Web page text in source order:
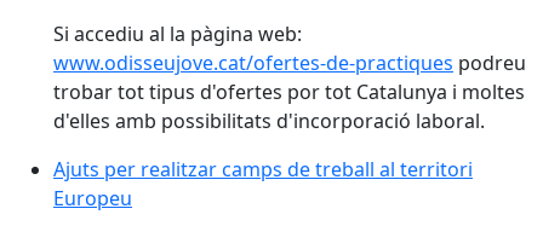
Si accediu al la pàgina web:
www.odisseujove.cat/ofertes-de-practiques podreu
trobar tot tipus d'ofertes por tot Catalunya i moltes
d'elles amb possibilitats d'incorporació laboral.
Ajuts per realitzar camps de treball al territori
Europeu